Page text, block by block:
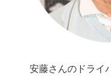
安藤さんのドライ